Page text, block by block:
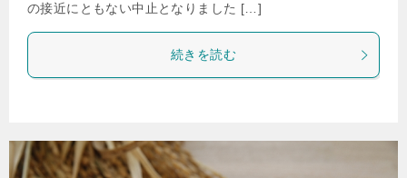
の接近にともない中止となりました […]
続きを読む